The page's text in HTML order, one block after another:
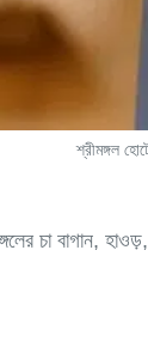
শ্রীমঙ্গল
চা